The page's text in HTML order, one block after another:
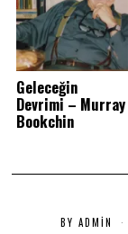
Geleceğin
Devrimi – Murray
Bookchin
BYADMIN